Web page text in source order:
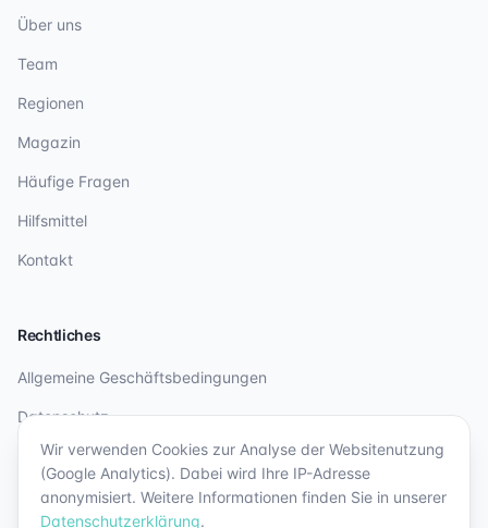
Wir verwenden Cookies zur Analyse der Websitenutzung
(Google Analytics). Dabei wird Ihre IP-Adresse
anonymisiert. Weitere Informationen finden Sie in unserer
Datenschutzerklärung.
Über uns
Team
Regionen
Magazin
Häufige Fragen
Hilfsmittel
Kontakt
Rechtliches
Allgemeine Geschäftsbedingungen
Datenschutz
Impressum